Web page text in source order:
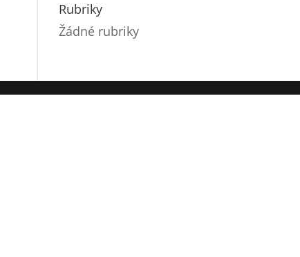
Rubriky
Žádné rubriky